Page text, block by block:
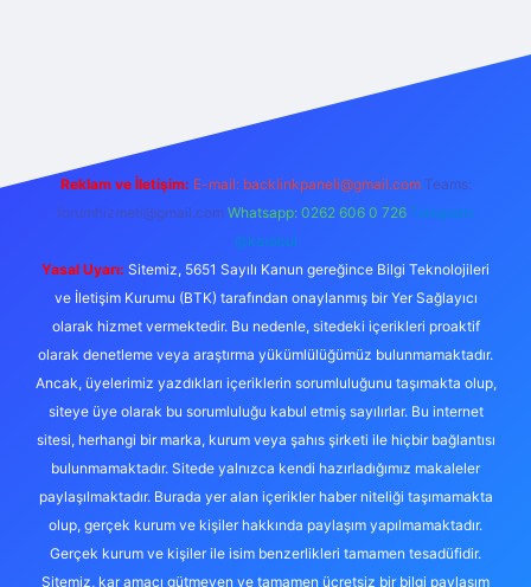
Reklam ve İletişim: E-mail: backlinkpaneli@gmail.com Teams:
forumhizmeti@gmail.com Whatsapp: 0262 606 0 726 Telegram:
@karabul
Yasal Uyarı: Sitemiz, 5651 Sayılı Kanun gereğince Bilgi Teknolojileri
ve İletişim Kurumu (BTK) tarafından onaylanmış bir Yer Sağlayıcı
olarak hizmet vermektedir. Bu nedenle, sitedeki içerikleri proaktif
olarak denetleme veya araştırma yükümlülüğümüz bulunmamaktadır.
Ancak, üyelerimiz yazdıkları içeriklerin sorumluluğunu taşımakta olup,
siteye üye olarak bu sorumluluğu kabul etmiş sayılırlar. Bu internet
sitesi, herhangi bir marka, kurum veya şahıs şirketi ile hiçbir bağlantısı
bulunmamaktadır. Sitede yalnızca kendi hazırladığımız makaleler
paylaşılmaktadır. Burada yer alan içerikler haber niteliği taşımamakta
olup, gerçek kurum ve kişiler hakkında paylaşım yapılmamaktadır.
Gerçek kurum ve kişiler ile isim benzerlikleri tamamen tesadüfidir.
Sitemiz, kar amacı gütmeyen ve tamamen ücretsiz bir bilgi paylaşım